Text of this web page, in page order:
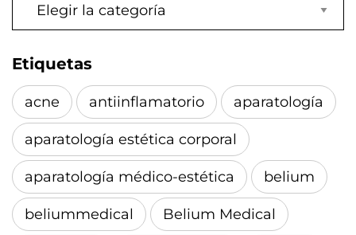
Etiquetas
acne antiinflamatorio aparatología
aparatología estética corporal
aparatología médico-estética belium
beliummedical Belium Medical